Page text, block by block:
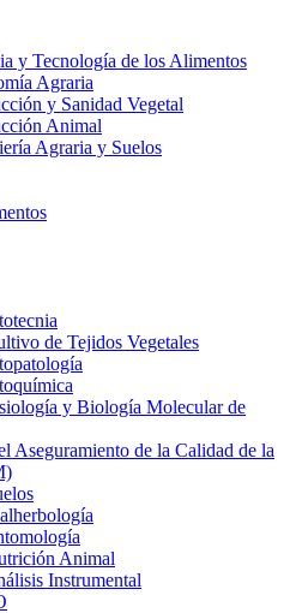
y Tecnología de los Alimentos
Agraria
y Sanidad Vegetal
Animal
Agraria y Suelos
de Tejidos Vegetales
y Biología Molecular de
Aseguramiento de la Calidad de la
Animal
Instrumental